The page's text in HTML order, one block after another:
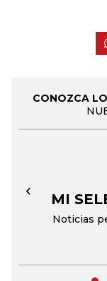
CONOZCA
MI
Noticias
←